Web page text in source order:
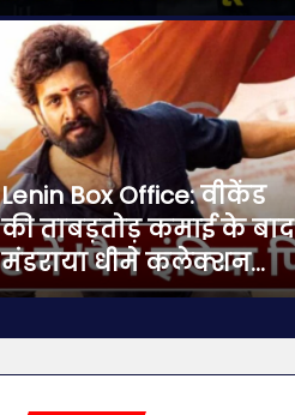
Lenin Box Office: वीकेंड
की ताबड़तोड़ कमाई के बाद
मंडराया धीमे कलेक्शन…